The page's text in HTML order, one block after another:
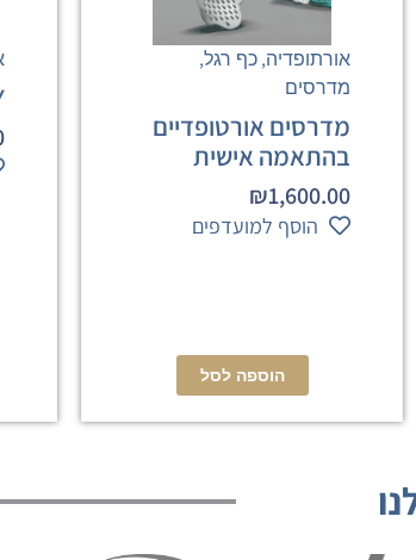
אורתופדיה,כף רגל,
מדרסים
מדרסים אורטופדיים
בהתאמה אישית
₪1,600.00
הוסף למועדפים
הוספה לסל